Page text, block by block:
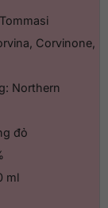
Corvinone,
Northern
đỏ
ml